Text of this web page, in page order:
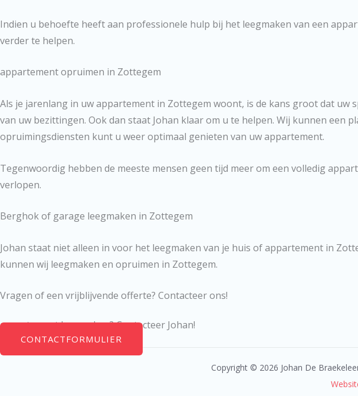
Indien u behoefte heeft aan professionele hulp bij het leegmaken van een
verder te helpen.
appartement opruimen in Zottegem
Als je jarenlang in uw appartement in Zottegem woont, is de kans groot dat
van uw bezittingen. Ook dan staat Johan klaar om u te helpen. Wij kunnen
opruimingsdiensten kunt u weer optimaal genieten van uw appartement.
Tegenwoordig hebben de meeste mensen geen tijd meer om een volledig
verlopen.
Berghok of garage leegmaken in Zottegem
Johan staat niet alleen in voor het leegmaken van je huis of appartement in
kunnen wij leegmaken en opruimen in Zottegem.
Vragen of een vrijblijvende offerte? Contacteer ons!
appartement leegmaken? Contacteer Johan!
CONTACTFORMULIER
Copyright © 2026 Johan De